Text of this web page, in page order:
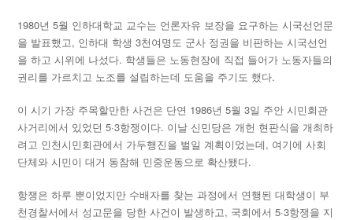
1980년 5월 인하대학교 교수는 언론자유 보장을 요구하는 시국선언문
을 발표했고, 인하대 학생 3천여명도 군사 정권을 비판하는 시국선언
을 하고 시위에 나섰다. 학생들은 노동현장에 직접 들어가 노동자들의
권리를 가르치고 노조를 설립하는데 도움을 주기도 했다.
이 시기 가장 주목할만한 사건은 단연 1986년 5월 3일 주안 시민회관
사거리에서 있었던 5·3항쟁이다. 이날 신민당은 개헌 현판식을 개최하
려고 인천시민회관에서 가두행진을 벌일 계획이었는데, 여기에 사회
단체와 시민이 대거 동참해 민중운동으로 확산됐다.
항쟁은 하루 뿐이었지만 수배자를 찾는 과정에서 연행된 대학생이 부
천경찰서에서 성고문을 당한 사건이 발생하고, 국회에서 5·3항쟁을 지